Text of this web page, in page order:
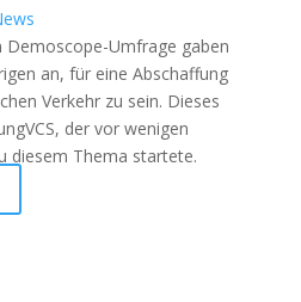
Demoscope-Umfrage gaben
an, für eine Abschaffung
Verkehr zu sein. Dieses
der vor wenigen
diesem Thema startete.